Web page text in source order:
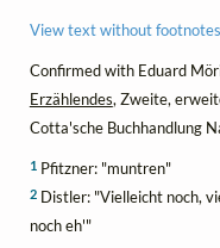
View text without footnotes
Confirmed with Eduard
Erzählendes, Zweite,
Cotta'sche Buchhandlung
1Pfitzner: "muntren"
2Distler: "Vielleicht noch,
noch eh'"